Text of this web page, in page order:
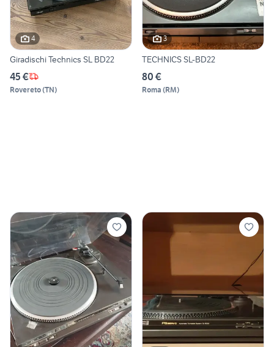
4
Giradischi Technics SL BD22
45 €
Rovereto(TN)
3
TECHNICS SL-BD22
80 €
Roma (RM)